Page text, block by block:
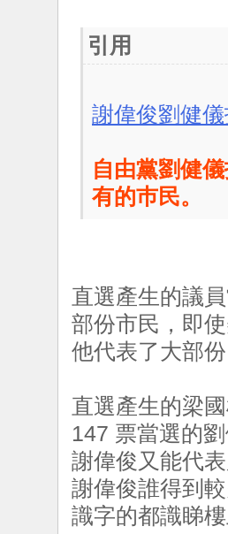
引用
謝偉俊劉健
自由黨劉健
有的巿民。
直選產生的議
部份市民，即
他代表了大部
直選產生的梁
147 票當選的
謝偉俊又能代
謝偉俊誰得到
識字的都識睇